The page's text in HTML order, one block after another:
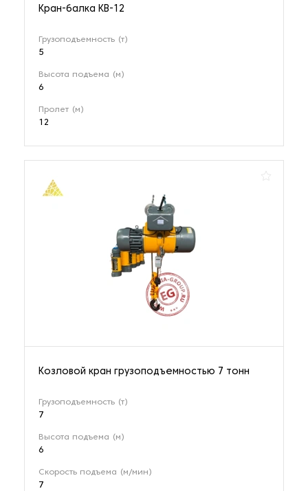
Кран-балка KB-12
Грузоподъемность (т)
5
Высота подъема (м)
6
Пролет (м)
12
Козловой кран грузоподъемностью 7 тонн
Грузоподъемность (т)
7
Высота подъема (м)
6
Скорость подъема (м/мин)
7